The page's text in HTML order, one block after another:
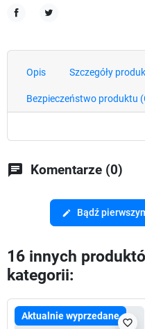
Opis Szczegóły
Bezpieczeństwo produktu
chat Komentarze (0)
edit Bądź
16 innych
kategorii:
Aktualnie wyprzedane
favorite_border